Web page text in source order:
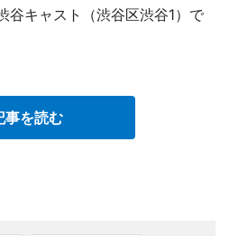
谷キャスト（渋谷区渋谷1）で
事を読む